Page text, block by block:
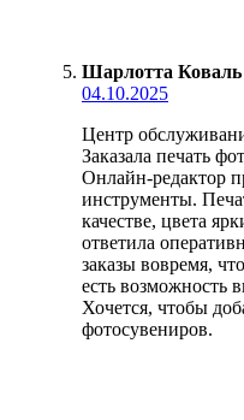
Шарлотта Коваль
04.10.2025
Центр
Заказала печать
Онлайн-редактор
инструменты.
качестве, цвета
ответила
заказы вовремя,
есть возможность
Хочется, чтобы
фотосувениров.